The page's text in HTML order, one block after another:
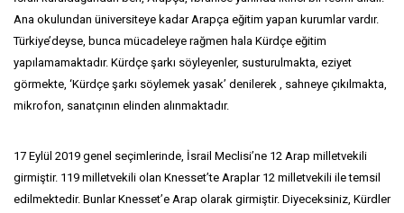
Ana okulundan üniversiteye kadar Arapça eğitim yapan kurumlar vardır.
Türkiye’deyse, bunca mücadeleye rağmen hala Kürdçe eğitim
yapılamamaktadır. Kürdçe şarkı söyleyenler, susturulmakta, eziyet
görmekte, ‘Kürdçe şarkı söylemek yasak’ denilerek , sahneye çıkılmakta,
mikrofon, sanatçının elinden alınmaktadır.
17 Eylül 2019 genel seçimlerinde, İsrail Meclisi’ne 12 Arap milletvekili
girmiştir. 119 milletvekili olan Knesset’te Araplar 12 milletvekili ile temsil
edilmektedir. Bunlar Knesset’e Arap olarak girmiştir. Diyeceksiniz, Kürdler